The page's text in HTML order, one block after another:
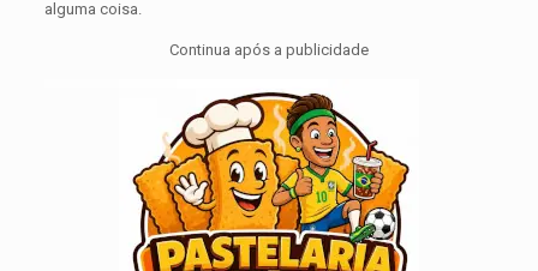
alguma coisa.
Continua após a publicidade